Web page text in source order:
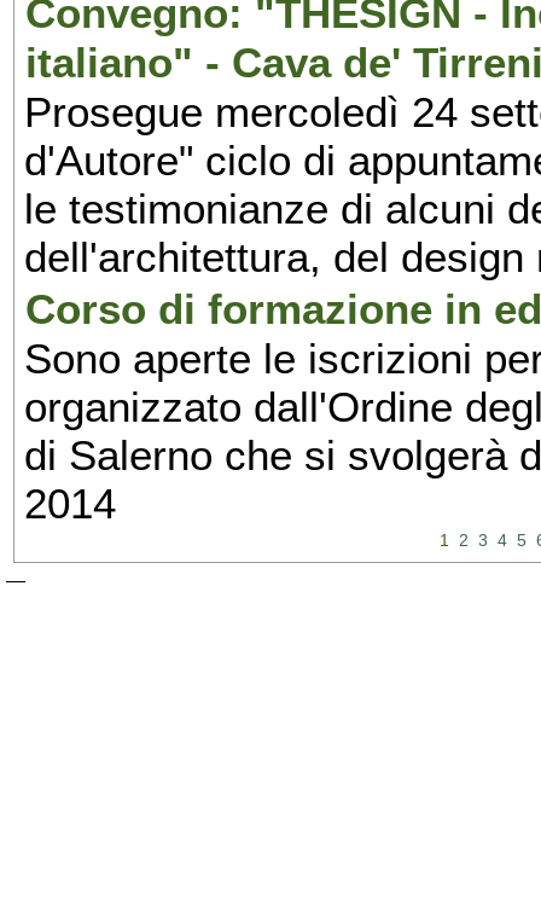
Convegno: "THESIGN -
italiano" - Cava de'
Prosegue mercoledì 24
d'Autore" ciclo di
le testimonianze di alcuni
dell'architettura, del
Corso di formazione in
Sono aperte le iscrizioni
organizzato dall'Ordine
di Salerno che si svolgerà
2014
1 2 3 4 5